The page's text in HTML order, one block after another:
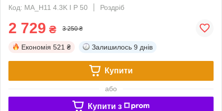
Код: MA_H11 4.3K I P 50
Роздріб
2 729 ₴ 3 250 ₴
Економія 521 ₴ Залишилось 9 днів
Купити
або
Купити з